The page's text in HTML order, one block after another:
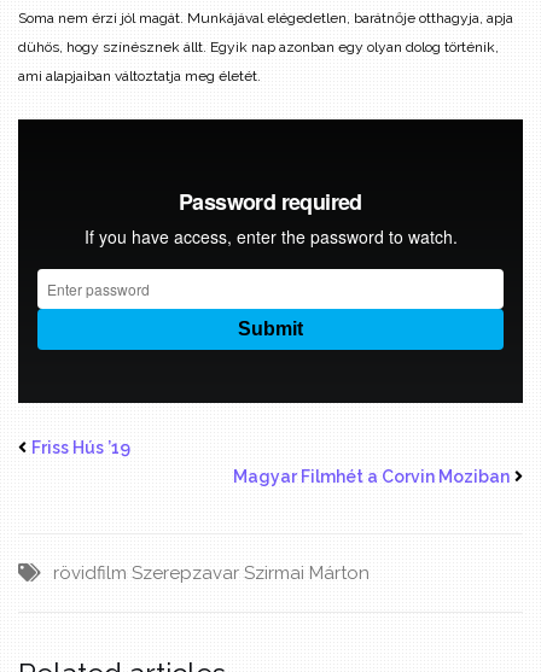
Soma nem érzi jól magát. Munkájával elégedetlen, barátnője otthagyja, apja
dühös, hogy színésznek állt. Egyik nap azonban egy olyan dolog történik,
ami alapjaiban változtatja meg életét.
Friss Hús ’19
Magyar Filmhét a Corvin Moziban
rövidfilm Szerepzavar Szirmai Márton